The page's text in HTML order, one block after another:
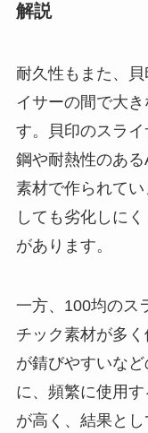
解説
耐久性もまた、
イサーの間で大
す。貝印のスラ
鋼や耐熱性のあ
素材で作られて
しても劣化しに
があります。
一方、100均のス
チック素材が多
が錆びやすいな
に、頻繁に使用
が高く、結果と